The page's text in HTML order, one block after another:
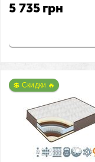
5 735 грн
💲 Скидки 🔥